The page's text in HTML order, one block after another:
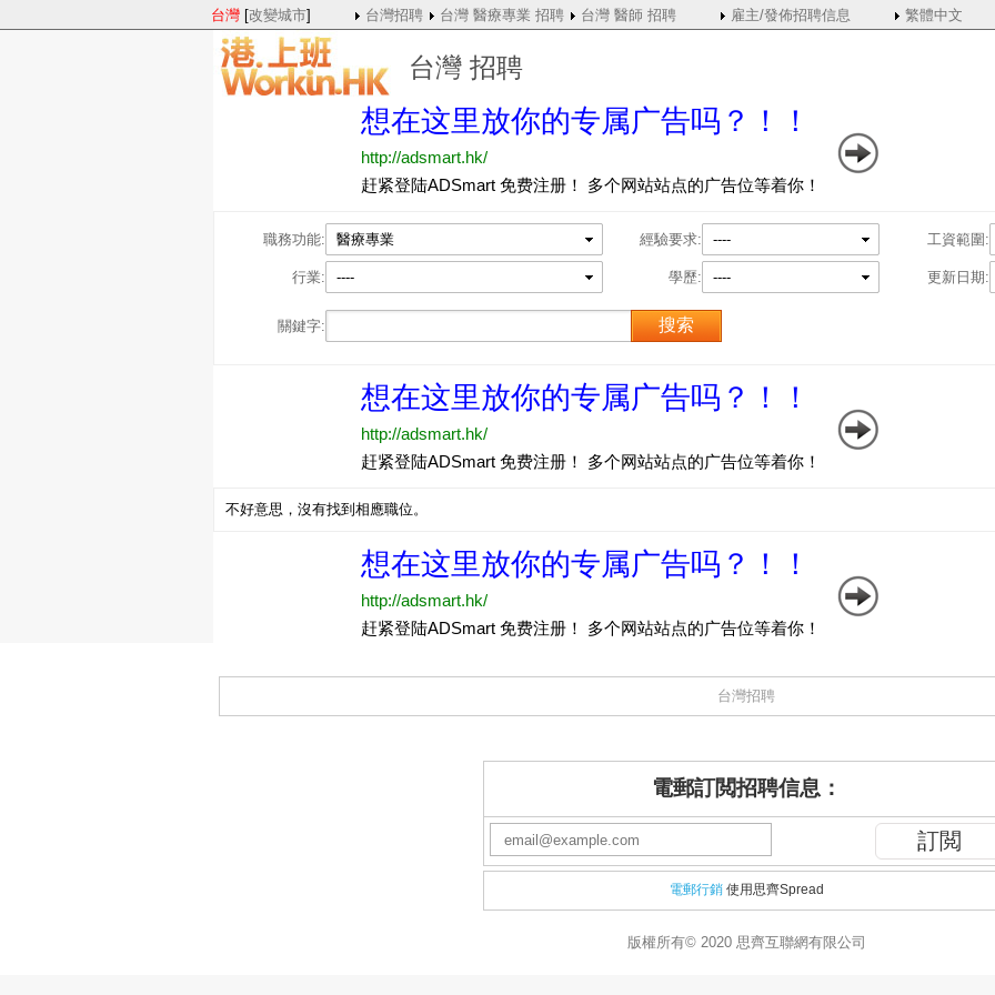
台灣 [改變城市] 台灣招聘 台灣 醫療專業 招聘 台灣 醫師 招聘 雇主/發佈招聘信息 繁體中文
台灣 招聘
職務功能: 醫療專業 經驗要求: ---- 工資範圍:
行業: ---- 學歷: ---- 更新日期:
關鍵字:
不好意思，沒有找到相應職位。
台灣招聘
電郵訂閲招聘信息：
電郵行銷 使用思齊Spread
版權所有© 2020 思齊互聯網有限公司